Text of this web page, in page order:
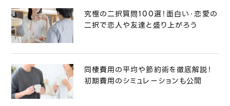
究極の二択質問100選！面白い・恋愛の
二択で恋人や友達と盛り上がろう
同棲費用の平均や節約術を徹底解説！
初期費用のシミュレーションも公開